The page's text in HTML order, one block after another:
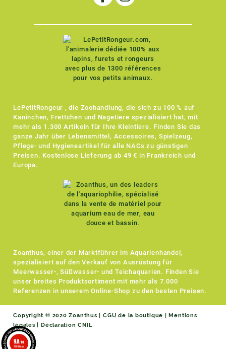
LePetitRongeur , die Zoohandlung, die sich zu 100 % auf
Kaninchen, Frettchen und Nagetiere spezialisiert hat, mit
mehr als 1.300 Artikeln für Ihre Kleintiere. Finden Sie das
ganze Jahr über Lebensmittel, Accessoires, Spielzeug,
Pflege- und Hygieneartikel für alle NACs zu günstigen
Preisen. Kostenlose Lieferung ab 49 € in Frankreich und
Europa.
Zoanthus, einer der Marktführer im Aquarienhandel,
spezialisiert auf den Verkauf von Ausrüstung für
Meerwasser-, Süßwasser- und Teichaquarien. Finden Sie
unser breites Produktsortiment mit mehr als 7.000
Referenzen in unserem Online-Shop zu den besten Preisen.
Copyright © 2020 Zoanthus |CGU de la boutique
Mentions
légales| Déclaration CNIL
9.8/10
786 Noten